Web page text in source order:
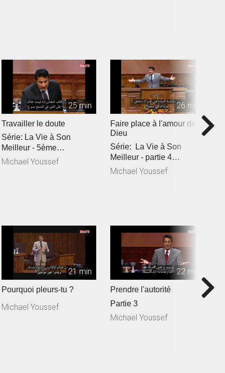
25 min
Travailler le doute
Série: La Vie à Son
Meilleur - 5ème
partieRéférence Biblique:
Michael Youssef
26 min
Faire place à l'amour de
Dieu
Série: La Vie à Son
Meilleur - partie 4
Référence Biblique: 1
Michael Youssef
21 min
Pourquoi pleurs-tu ?
Michael Youssef
22 min
Prendre l'autorité
Partie 3
Michael Youssef